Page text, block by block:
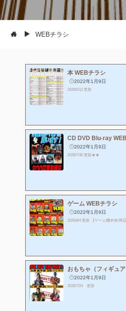
WEBチラシ
本 WEBチラシ
2022年1月9日
2026/5/12 更新
CD DVD Blu-ray
2022年1月9日
2026/7/30 更新★★
ゲーム WEBチラシ
2022年1月9日
2026/8/4 更新 【ゲーム機本体/周
おもちゃ（フィギュ
2022年1月9日